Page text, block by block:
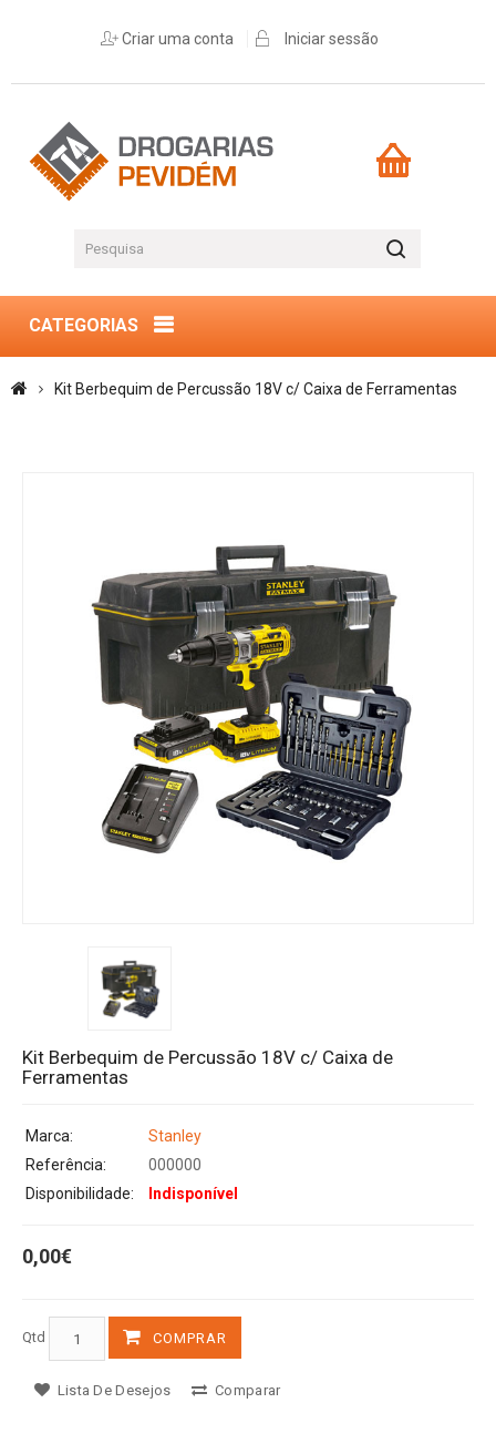
Criar uma conta Iniciar sessão
CATEGORIAS
Kit Berbequim de Percussão 18V c/ Caixa de Ferramentas
Kit Berbequim de Percussão 18V c/ Caixa de
Ferramentas
Marca:
Stanley
Referência:
000000
Disponibilidade:
Indisponível
0,00€
Qtd COMPRAR
Lista De Desejos Comparar